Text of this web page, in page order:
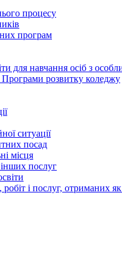
процесу
програм
для навчання осіб з
Програми розвитку коледжу
ситуації
посад
місця
інших послуг
робіт і послуг, отриманих